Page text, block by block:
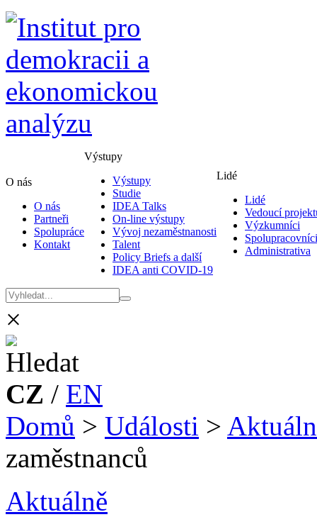
O nás
O nás
Partneři
Spolupráce
Kontakt
Výstupy
Výstupy
Studie
IDEA Talks
On-line výstupy
Vývoj nezaměstnanosti
Talent
Policy Briefs a další
IDEA anti COVID-19
Lidé
Lidé
Vedoucí
Výzkumníci
Spolupracovníci
Administrativa
×
CZ / EN
Domů > Události >
zaměstnanců
Aktuálně